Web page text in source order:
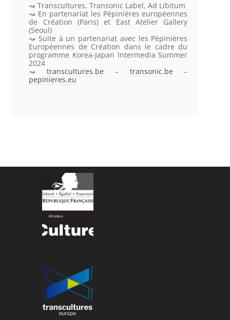
Transcultures, Transonic Label, Ad Libitum
En partenariat les Pépinières européennes
de Création (Paris) et East Atelier Gallery
(Seoul)
Suite à un partenariat avec les Pépinières
Européennes de Création dans le cadre du
programme Korea-Japan Intermedia Summer
2024
transcultures.be – transonic.be –
pepinieres.eu